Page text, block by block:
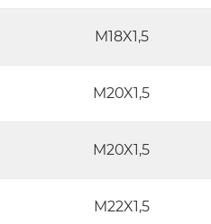
M18X1,5
M20X1,5
M20X1,5
M22X1,5